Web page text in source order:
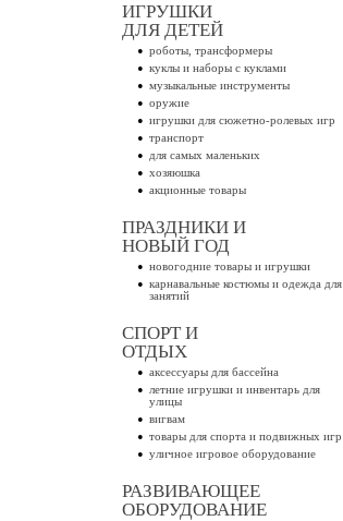
ИГРУШКИ
ДЛЯ ДЕТЕЙ
роботы, трансформеры
куклы и наборы с куклами
музыкальные инструменты
оружие
игрушки для сюжетно-ролевых игр
транспорт
для самых маленьких
хозяюшка
акционные товары
ПРАЗДНИКИ И
НОВЫЙ ГОД
новогодние товары и игрушки
карнавальные костюмы и одежда для
занятий
СПОРТ И
ОТДЫХ
аксессуары для бассейна
летние игрушки и инвентарь для
улицы
вигвам
товары для спорта и подвижных игр
уличное игровое оборудование
РАЗВИВАЮЩЕЕ
ОБОРУДОВАНИЕ